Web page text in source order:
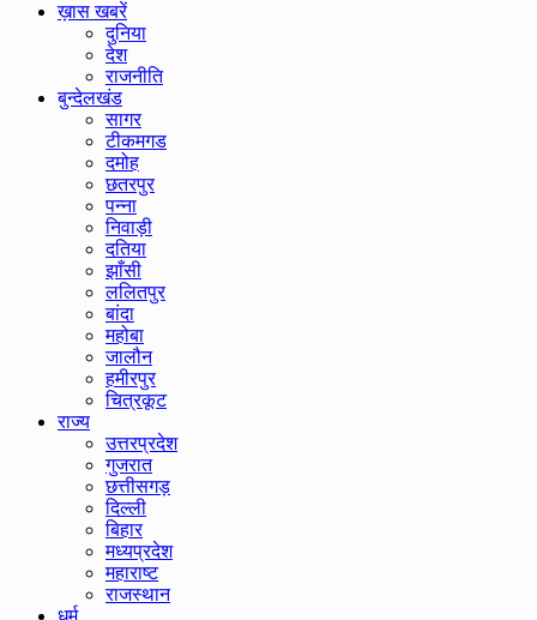
ख़ास खबरें
दुनिया
देश
राजनीति
बुन्देलखंड
सागर
टीकमगड
दमोह
छतरपुर
पन्ना
निवाड़ी
दतिया
झाँसी
ललितपुर
बांदा
महोबा
जालौन
हमीरपुर
चित्रकूट
राज्य
उत्तरप्रदेश
गुजरात
छत्तीसगड़
दिल्ली
बिहार
मध्यप्रदेश
महाराष्ट
राजस्थान
धर्म